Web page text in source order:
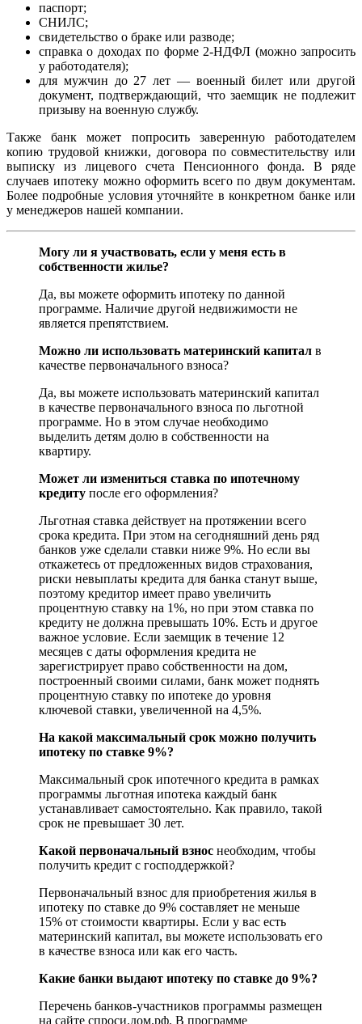
паспорт;
СНИЛС;
свидетельство о браке или разводе;
справка о доходах по форме 2-НДФЛ (можно запросить
у работодателя);
для мужчин до 27 лет — военный билет или другой
документ, подтверждающий, что заемщик не подлежит
призыву на военную службу.
Также банк может попросить заверенную работодателем
копию трудовой книжки, договора по совместительству или
выписку из лицевого счета Пенсионного фонда. В ряде
случаев ипотеку можно оформить всего по двум документам.
Более подробные условия уточняйте в конкретном банке или
у менеджеров нашей компании.
Могу ли я участвовать, если у меня есть в
собственности жилье?
Да, вы можете оформить ипотеку по данной
программе. Наличие другой недвижимости не
является препятствием.
Можно ли использовать материнский капитал в
качестве первоначального взноса?
Да, вы можете использовать материнский капитал
в качестве первоначального взноса по льготной
программе. Но в этом случае необходимо
выделить детям долю в собственности на
квартиру.
Может ли измениться ставка по ипотечному
кредиту после его оформления?
Льготная ставка действует на протяжении всего
срока кредита. При этом на сегодняшний день ряд
банков уже сделали ставки ниже 9%. Но если вы
откажетесь от предложенных видов страхования,
риски невыплаты кредита для банка станут выше,
поэтому кредитор имеет право увеличить
процентную ставку на 1%, но при этом ставка по
кредиту не должна превышать 10%. Есть и другое
важное условие. Если заемщик в течение 12
месяцев с даты оформления кредита не
зарегистрирует право собственности на дом,
построенный своими силами, банк может поднять
процентную ставку по ипотеке до уровня
ключевой ставки, увеличенной на 4,5%.
На какой максимальный срок можно получить
ипотеку по ставке 9%?
Максимальный срок ипотечного кредита в рамках
программы льготная ипотека каждый банк
устанавливает самостоятельно. Как правило, такой
срок не превышает 30 лет.
Какой первоначальный взнос необходим, чтобы
получить кредит с господдержкой?
Первоначальный взнос для приобретения жилья в
ипотеку по ставке до 9% составляет не меньше
15% от стоимости квартиры. Если у вас есть
материнский капитал, вы можете использовать его
в качестве взноса или как его часть.
Какие банки выдают ипотеку по ставке до 9%?
Перечень банков-участников программы размещен
на сайте спроси.дом.рф. В программе